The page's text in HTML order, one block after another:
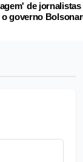
de jornalistas
governo